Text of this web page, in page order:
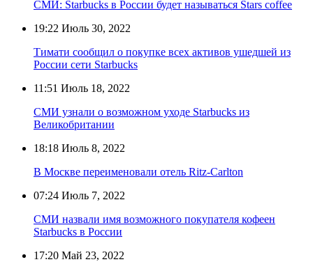
СМИ: Starbucks в России будет называться Stars coffee
19:22 Июль 30, 2022
Тимати сообщил о покупке всех активов ушедшей из
России сети Starbucks
11:51 Июль 18, 2022
СМИ узнали о возможном уходе Starbucks из
Великобритании
18:18 Июль 8, 2022
В Москве переименовали отель Ritz-Carlton
07:24 Июль 7, 2022
СМИ назвали имя возможного покупателя кофеен
Starbucks в России
17:20 Май 23, 2022